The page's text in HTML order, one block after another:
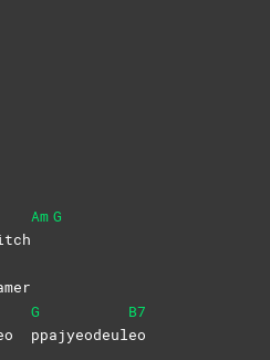
Am G
G
ppajyeodeul
B7
eo